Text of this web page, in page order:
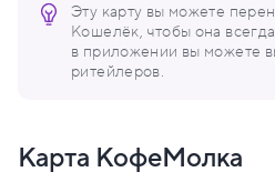
Эту карту вы можете
Кошелёк, чтобы она
в приложении вы можете
ритейлеров.
Карта КофеМолка